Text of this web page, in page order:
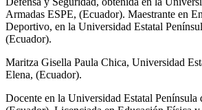
Armadas ESPE, (Ecuador). Maestrante en
Deportivo, en la Universidad Estatal
(Ecuador).
Maritza Gisella Paula Chica, Universidad
Elena, (Ecuador).
Docente en la Universidad Estatal Península